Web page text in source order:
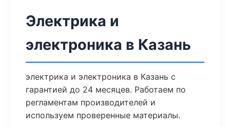
Электрика и
электроника в Казань
электрика и электроника в Казань с
гарантией до 24 месяцев. Работаем по
регламентам производителей и
используем проверенные материалы.